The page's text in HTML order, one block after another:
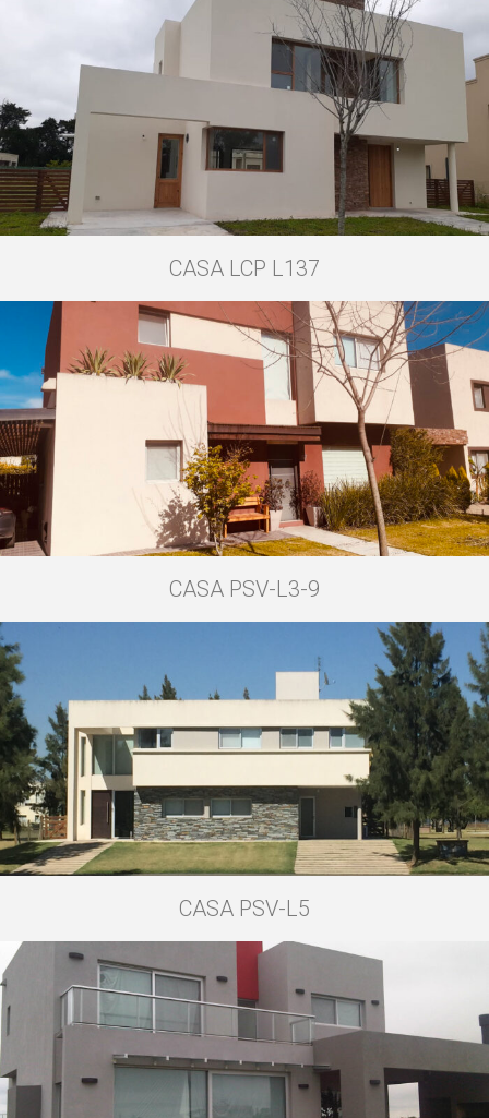
CASA LCP L137
CASA PSV-L3-9
CASA PSV-L5